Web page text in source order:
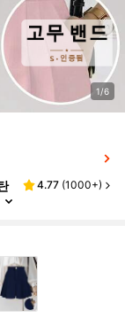
1/6
4.77 (1000+)